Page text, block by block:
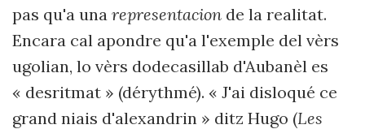
pas qu'a una representacion de la realitat.
Encara cal apondre qu'a l'exemple del vèrs
ugolian, lo vèrs dodecasillab d'Aubanèl es
« desritmat » (dérythmé). « J'ai disloqué ce
grand niais d'alexandrin » ditz Hugo (Les